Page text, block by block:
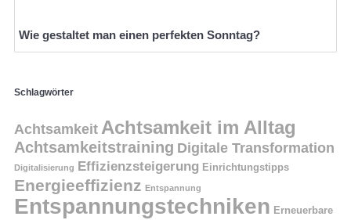
Wie gestaltet man einen perfekten Sonntag?
Schlagwörter
Achtsamkeit Achtsamkeit im Alltag
Achtsamkeitstraining Digitale Transformation
Digitalisierung Effizienzsteigerung Einrichtungstipps
Energieeffizienz Entspannung
Entspannungstechniken Erneuerbare